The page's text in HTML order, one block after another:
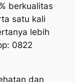
berkualitas
satu kali
lebih
0822
dan